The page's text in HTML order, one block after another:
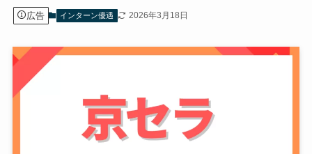
広告 インターン優遇 2026年3月18日